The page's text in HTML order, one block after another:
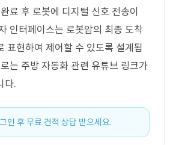
료 후 로봇에 디지털 신호 전송이
인터페이스는 로봇암의 최종 도착
표현하여 제어할 수 있도록 설계됩
는 주방 자동화 관련 유튜브 링크가
다.
인 후 무료 견적 상담 받으세요.